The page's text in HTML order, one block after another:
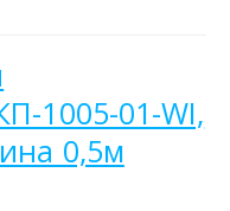
1005-01-WI,
0,5м